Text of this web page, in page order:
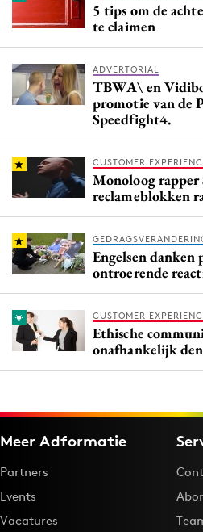
5 tips om de
te claimen
ADVERTORIAL
TBWA\ en
promotie van de
Speedfight4.
CUSTOMER
Monoloog rapper
reclameblokken
Engelsen
ontroerende
CUSTOMER
Ethische
onafhankelijk
Meer Adformatie
Partners
Events
Vacatures